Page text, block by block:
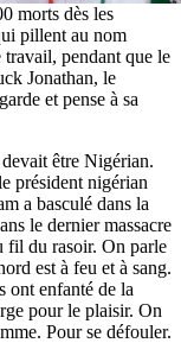
morts dès les
pillent au nom
pendant que le
Jonathan, le
et pense à sa
être Nigérian.
président nigérian
a basculé dans la
le dernier massacre
fil du rasoir. On parle
est à feu et à sang.
ont enfanté de la
pour le plaisir. On
Pour se défouler.